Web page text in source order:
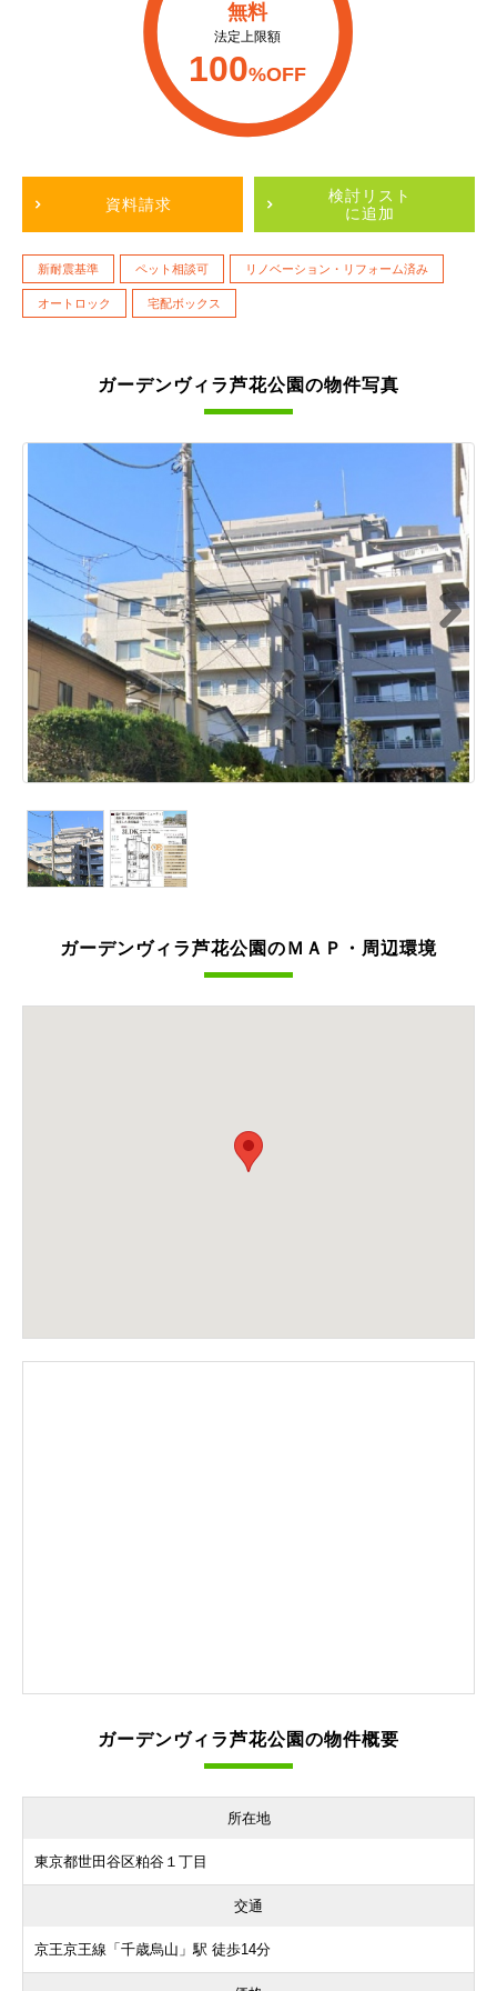
無料
法定上限額
100%OFF
資料請求
検討リスト
に追加
新耐震基準 ペット相談可 リノベーション・リフォーム済み
オートロック 宅配ボックス
ガーデンヴィラ芦花公園の物件写真
Next
ガーデンヴィラ芦花公園のＭＡＰ・周辺環境
ガーデンヴィラ芦花公園の物件概要
所在地
東京都世田谷区粕谷１丁目
交通
京王京王線「千歳烏山」駅 徒歩14分